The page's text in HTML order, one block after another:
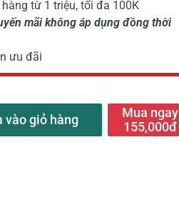
từ 1 triệu, tối đa 100K
mãi không áp dụng đồng thời
ưu đãi
vào giỏ hàng
Mua ngay
155,000đ